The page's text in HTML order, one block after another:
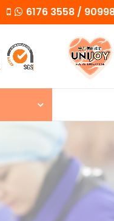
6176 3558 /